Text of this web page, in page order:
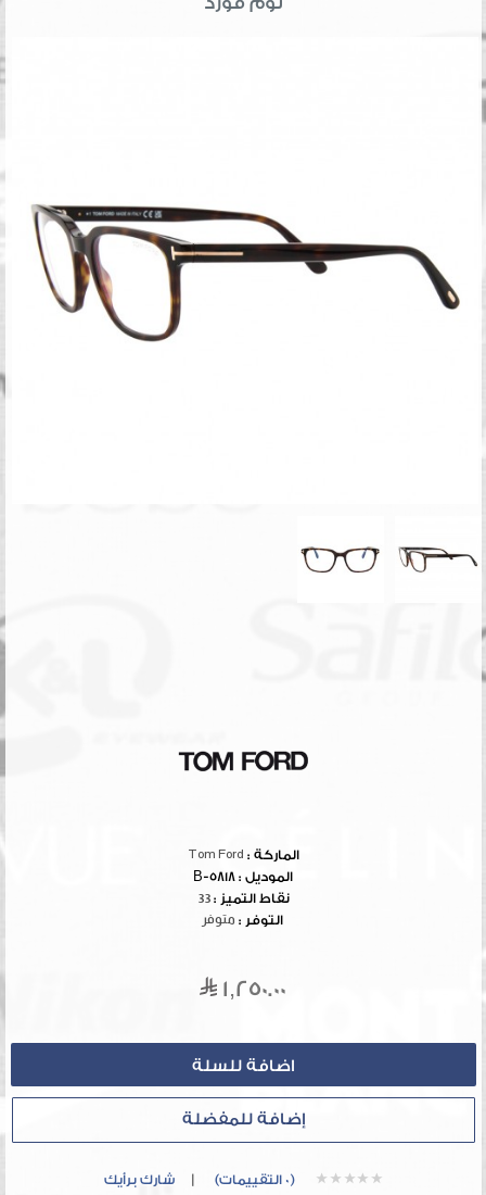
الماركة : Tom Ford
الموديل : 5818-B
نقاط التميز : 33
التوفر :متوفر
1,250.00
إضافة للمفضلة
(0 التقييمات) |شارك برأيك